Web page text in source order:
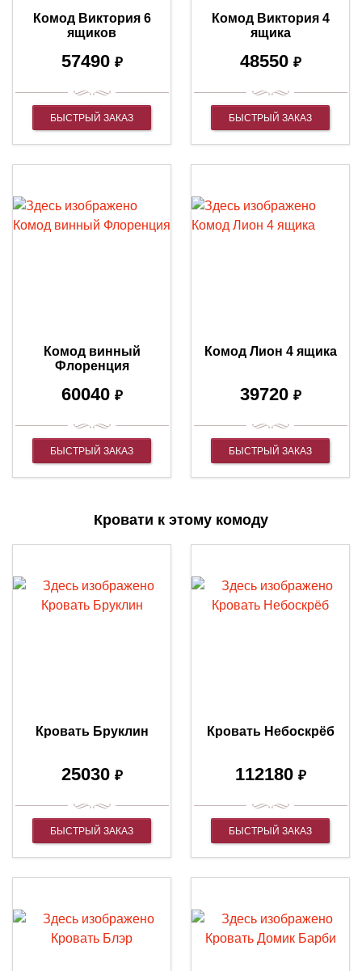
Комод Виктория 6
ящиков
57490 ₽
БЫСТРЫЙ ЗАКАЗ
Комод Виктория 4
ящика
48550 ₽
БЫСТРЫЙ ЗАКАЗ
Комод винный
Флоренция
60040 ₽
БЫСТРЫЙ ЗАКАЗ
Комод Лион 4 ящика
39720 ₽
БЫСТРЫЙ ЗАКАЗ
Кровати к этому комоду
Кровать Бруклин
25030 ₽
БЫСТРЫЙ ЗАКАЗ
Кровать Небоскрёб
112180 ₽
БЫСТРЫЙ ЗАКАЗ